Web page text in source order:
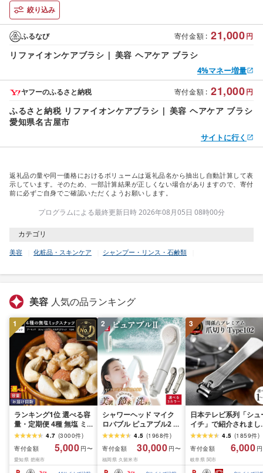
絞り込み
寄付金額 : 21,000円
ふるなび
リファイオンケアブラシ | 美容 ヘアケア ブラシ
4%マネー増量
寄付金額 : 21,000円
ヤフーのふるさと納税
ふるさと納税 リファイオンケアブラシ | 美容 ヘアケア ブラシ
愛知県名古屋市
サイトに行く
返礼品の量や同一価格におけるボリュームは返礼品名から抽出し自動計算して表
示しています。そのため、一部計算結果が正しくない場合がありますので、寄付
前に必ずご自身でご確認いただくようお願いします。
プログラムによる最終更新日時 2026年08月05日 08時00分
カテゴリ
美容 化粧品・スキンケア シャンプー・リンス・石鹸類
美容 人気の品ランキング
1
ランキング1位 選べる容
量・定期便 4種 無塩 ミ
ックスナッツ 500g 〜
4kg 素焼きアーモンド
カシューナッツ マカダ
ミアナッツ くるみ 生ナ
ッツ 直火焙煎 素焼き 塩
4.7 (3000件)
寄付金額
5,000 円〜
愛知県 碧南市
2
シャワーヘッド マイク
ロバブル ピュアブル2 節
水 約40% 日本製 カート
リッジ不要 美肌 保湿 温
浴 選べるカラー 最強翌
日配送 洗浄 軽量 コンパ
クト 日用品 バス用品 お
4.5 (1968件)
寄付金額
30,000 円〜
福岡県 久留米市
3
日本テレビ系列「シュ
イチ」で紹介されまし
(R7.09.13放送)[刀匠 関
孫六の伝統から生まれ
ツメキリ][選べる本数
本〜5本セット] 貝印 関
孫六 爪切り type102
4.5 (1859件)
寄付金額
6,000
岐阜県 関市